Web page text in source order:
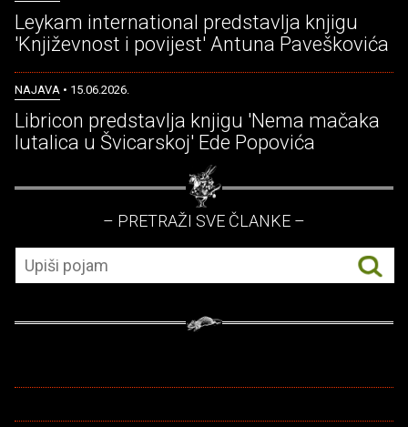
Leykam international predstavlja knjigu
'Književnost i povijest' Antuna Paveškovića
NAJAVA • 15.06.2026.
Libricon predstavlja knjigu 'Nema mačaka
lutalica u Švicarskoj' Ede Popovića
– PRETRAŽI SVE ČLANKE –